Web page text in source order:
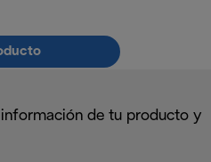
información de tu producto y